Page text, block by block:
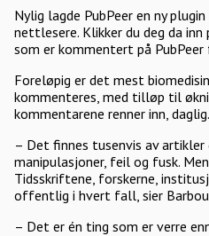
Nylig lagde PubPeer en ny
nettlesere. Klikker du deg da
som er kommentert på
Foreløpig er det mest
kommenteres, med tilløp til
kommentarene renner inn, daglig.
– Det finnes tusenvis av artikler
manipulasjoner, feil og fusk.
Tidsskriftene, forskerne,
offentlig i hvert fall, sier
– Det er én ting som er verre